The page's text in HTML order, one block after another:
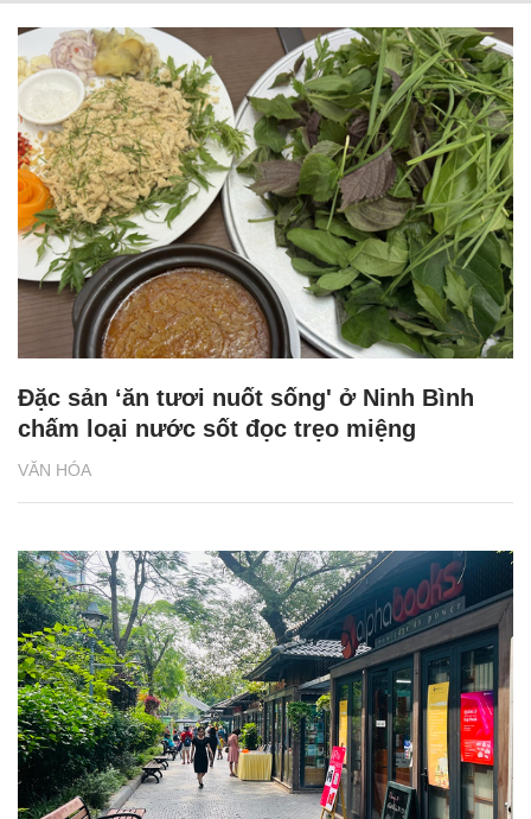
VĂN HÓA
Đặc sản ‘ăn tươi nuốt sống' ở Ninh Bình
chấm loại nước sốt đọc trẹo miệng